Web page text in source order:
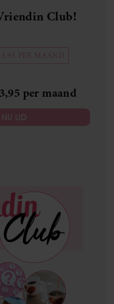
Club!
PER MAAND
per maand
LID